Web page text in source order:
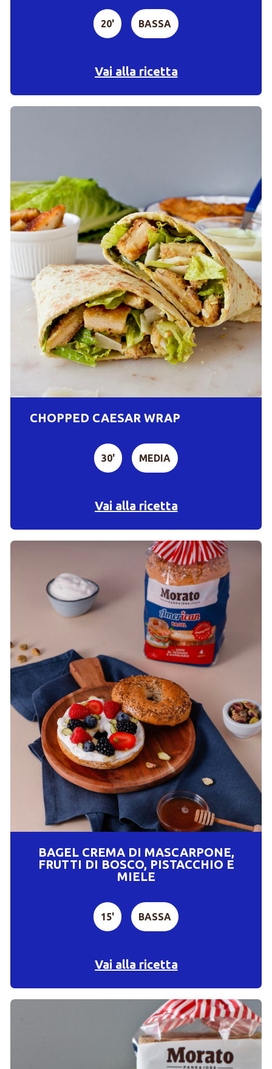
20' BASSA
Vai alla ricetta
CHOPPED CAESAR WRAP
30' MEDIA
Vai alla ricetta
BAGEL CREMA DI MASCARPONE,
FRUTTI DI BOSCO, PISTACCHIO E
MIELE
15' BASSA
Vai alla ricetta